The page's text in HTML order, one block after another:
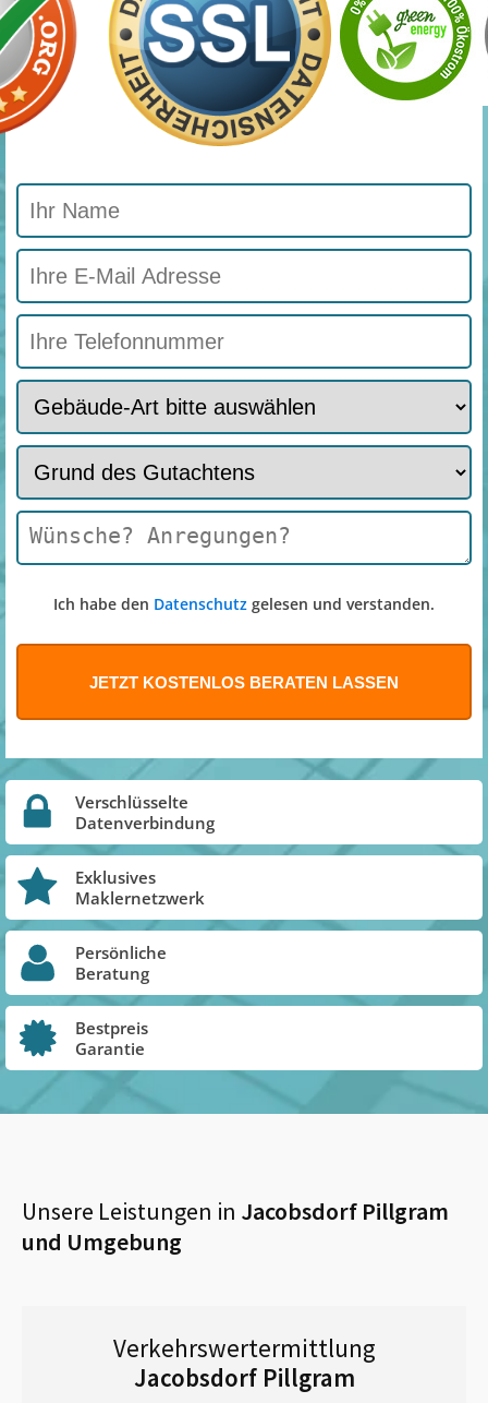
Ich habe den Datenschutz gelesen und verstanden.
Verschlüsselte
Datenverbindung
Exklusives
Maklernetzwerk
Persönliche
Beratung
Bestpreis
Garantie
Unsere Leistungen in Jacobsdorf Pillgram
und Umgebung
Verkehrswertermittlung
Jacobsdorf Pillgram